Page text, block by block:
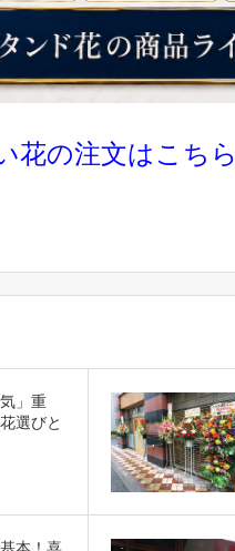
花の注文はこちら
」重
選びと